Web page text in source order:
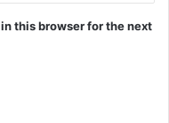
this browser for the next